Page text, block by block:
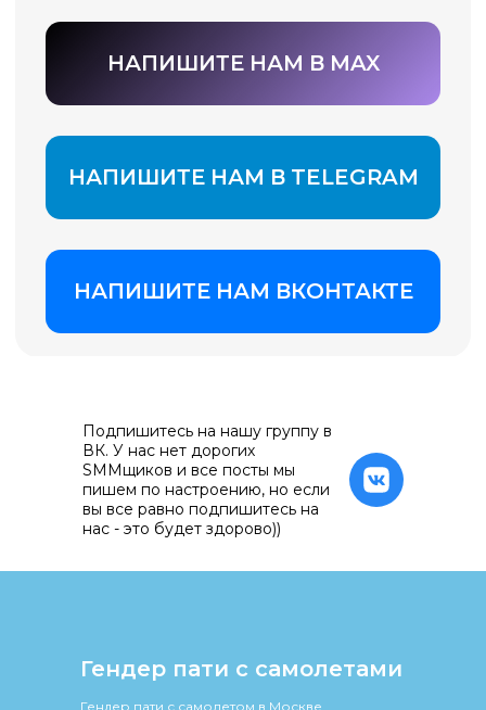
Подпишитесь на нашу группу в
ВК. У нас нет дорогих
SMMщиков и все посты мы
пишем по настроению, но если
вы все равно подпишитесь на
нас - это будет здорово))
Гендер пати с самолетом в Москве
Гендер пати с самолетами